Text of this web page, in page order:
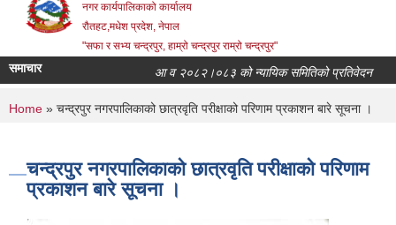
नगर कार्यपालिकाको कार्यालय
रौतहट,मधेश प्रदेश, नेपाल
"सफा र सभ्य चन्द्रपुर, हाम्रो चन्द्रपुर राम्रो चन्द्रपुर"
समाचार आ व २०८२।०८३ को न्यायिक समितिको प्रतिवेदन
You are here
Home » चन्द्रपुर नगरपालिकाको छात्रवृति परीक्षाको परिणाम प्रकाशन बारे सूचना ।
चन्द्रपुर नगरपालिकाको छात्रवृति परीक्षाको परिणाम
प्रकाशन बारे सूचना ।